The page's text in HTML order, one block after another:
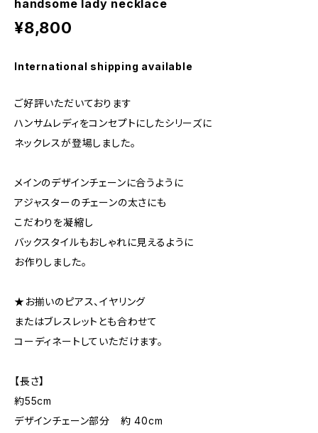
handsome lady necklace
¥8,800
International shipping available
ご好評いただいております
ハンサムレディをコンセプトにしたシリーズに
ネックレスが登場しました。
メインのデザインチェーンに合うように
アジャスターのチェーンの太さにも
こだわりを凝縮し
バックスタイルもおしゃれに見えるように
お作りしました。
★お揃いのピアス、イヤリング
またはブレスレットとも合わせて
コーディネートしていただけます。
【長さ】
約55cm
デザインチェーン部分 約 40cm